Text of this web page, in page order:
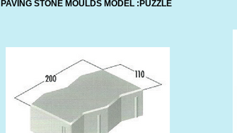
PAVING STONE MOULDS MODEL :PUZZLE